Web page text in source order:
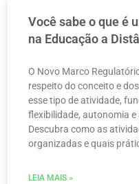
Você sabe o que é
na Educação a
O Novo Marco
respeito do conceito e
esse tipo de atividade,
flexibilidade, autonomia
Descubra como as
organizadas e quais
LEIA MAIS »